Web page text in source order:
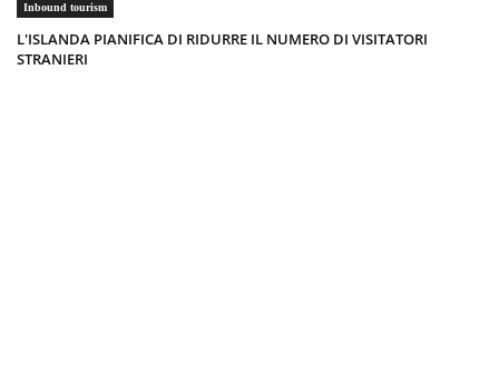
Inbound tourism
L'ISLANDA PIANIFICA DI RIDURRE IL NUMERO DI VISITATORI
STRANIERI